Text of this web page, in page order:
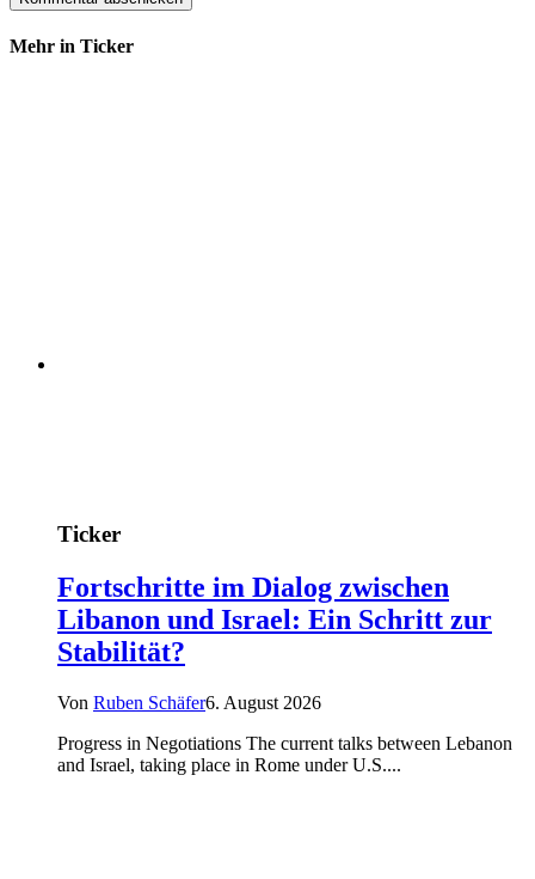
Mehr in Ticker
Ticker
Fortschritte im Dialog zwischen
Libanon und Israel: Ein Schritt zur
Stabilität?
Von Ruben Schäfer6. August 2026
Progress in Negotiations The current talks between Lebanon
and Israel, taking place in Rome under U.S....